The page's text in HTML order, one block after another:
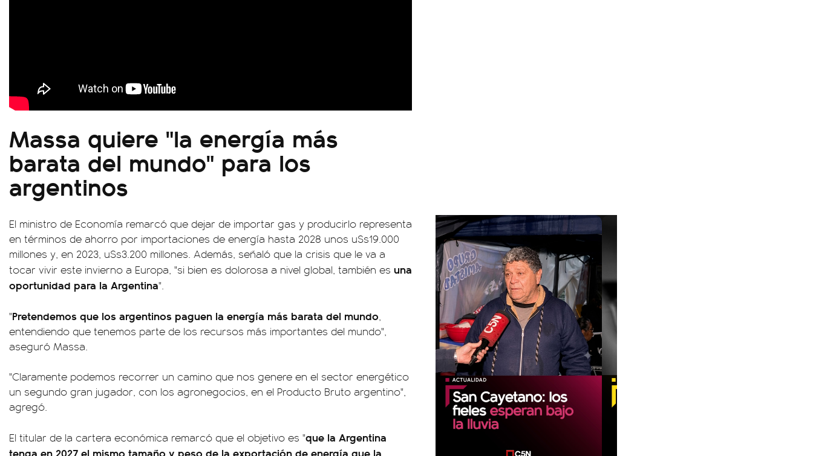
Massa quiere "la energía más
barata del mundo" para los
argentinos
El ministro de Economía remarcó que dejar de importar gas y producirlo representa
en términos de ahorro por importaciones de energía hasta 2028 unos u$s19.000
millones y, en 2023, u$s3.200 millones. Además, señaló que la crisis que le va a
tocar vivir este invierno a Europa, "si bien es dolorosa a nivel global, también es una
oportunidad para la Argentina".
"Pretendemos que los argentinos paguen la energía más barata del mundo
entendiendo que tenemos parte de los recursos más importantes del mundo",
aseguró Massa.
"Claramente podemos recorrer un camino que nos genere en el sector energético
un segundo gran jugador, con los agronegocios, en el Producto Bruto argentino",
agregó.
El titular de la cartera económica remarcó que el objetivo es "que la Argentina
tenga en 2027 el mismo tamaño y peso de la exportación de energía que la